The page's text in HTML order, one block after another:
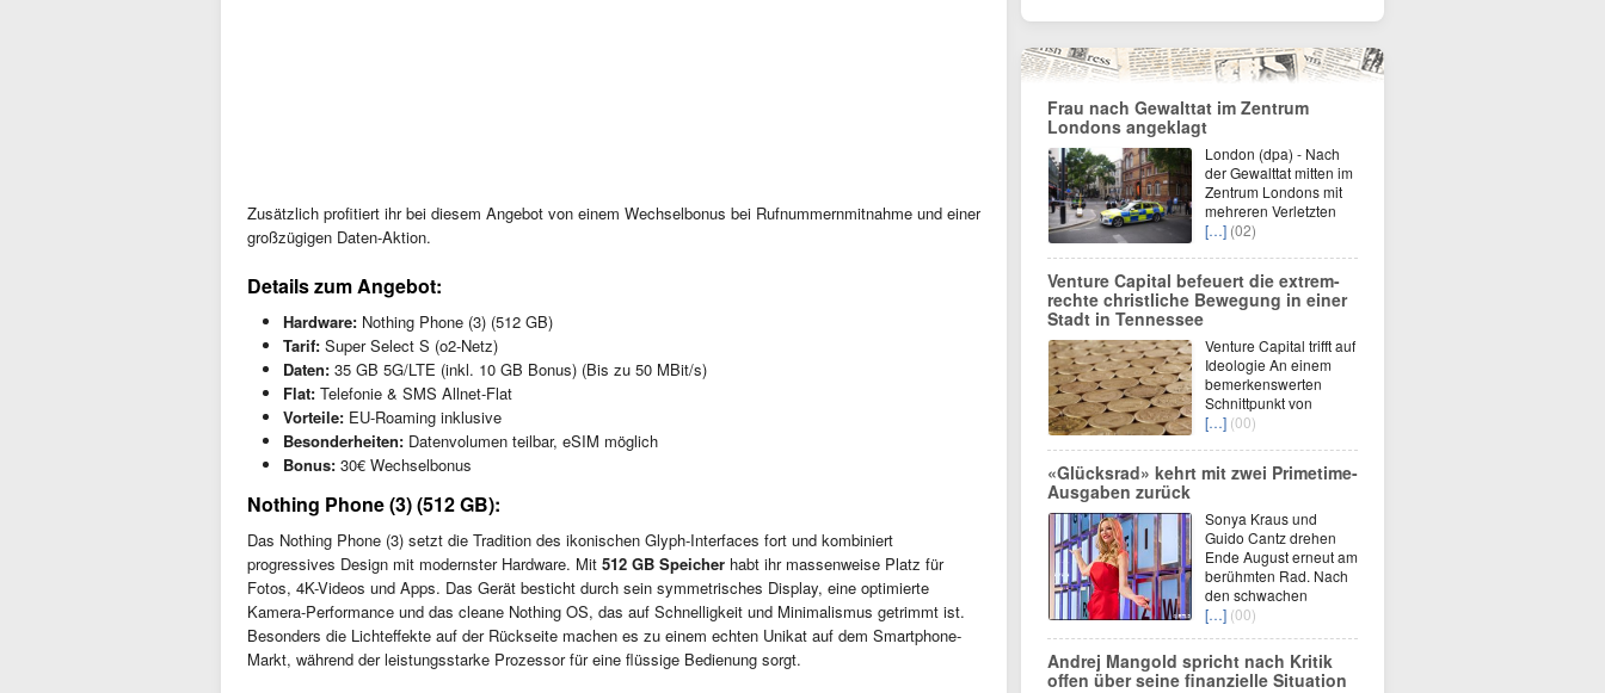
Zusätzlich profitiert ihr bei diesem Angebot von einem Wechselbonus bei Rufnummernmitnahme und einer
großzügigen Daten-Aktion.
Details zum Angebot:
Hardware: Nothing Phone (3) (512 GB)
Tarif: Super Select S (o2-Netz)
Daten: 35 GB 5G/LTE (inkl. 10 GB Bonus) (Bis zu 50 MBit/s)
Flat: Telefonie & SMS Allnet-Flat
Vorteile: EU-Roaming inklusive
Besonderheiten: Datenvolumen teilbar, eSIM möglich
Bonus: 30€ Wechselbonus
Nothing Phone (3) (512 GB):
Das Nothing Phone (3) setzt die Tradition des ikonischen Glyph-Interfaces fort und kombiniert
progressives Design mit modernster Hardware. Mit 512 GB Speicher habt ihr massenweise Platz für
Fotos, 4K-Videos und Apps. Das Gerät besticht durch sein symmetrisches Display, eine optimierte
Kamera-Performance und das cleane Nothing OS, das auf Schnelligkeit und Minimalismus getrimmt ist.
Besonders die Lichteffekte auf der Rückseite machen es zu einem echten Unikat auf dem Smartphone-
Markt, während der leistungsstarke Prozessor für eine flüssige Bedienung sorgt.
Frau nach Gewalttat im Zentrum
Londons angeklagt
London (dpa) - Nach
der Gewalttat mitten im
Zentrum Londons mit
mehreren Verletzten
[…] (02)
Venture Capital befeuert die extrem-
rechte christliche Bewegung in einer
Stadt in Tennessee
Venture Capital trifft auf
Ideologie An einem
bemerkenswerten
Schnittpunkt von
[…] (00)
«Glücksrad» kehrt mit zwei Primetime-
Ausgaben zurück
Sonya Kraus und
Guido Cantz drehen
Ende August erneut am
berühmten Rad. Nach
den schwachen
[…] (00)
Andrej Mangold spricht nach Kritik
offen über seine finanzielle Situation